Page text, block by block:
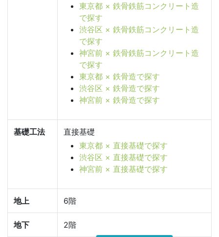
東京都 × 鉄骨鉄筋コンクリート造
で探す
渋谷区 × 鉄骨鉄筋コンクリート造
で探す
神宮前 × 鉄骨鉄筋コンクリート造
で探す
東京都 × 鉄骨造で探す
渋谷区 × 鉄骨造で探す
神宮前 × 鉄骨造で探す
基礎工法
直接基礎
東京都 × 直接基礎で探す
渋谷区 × 直接基礎で探す
神宮前 × 直接基礎で探す
地上 6階
地下 2階